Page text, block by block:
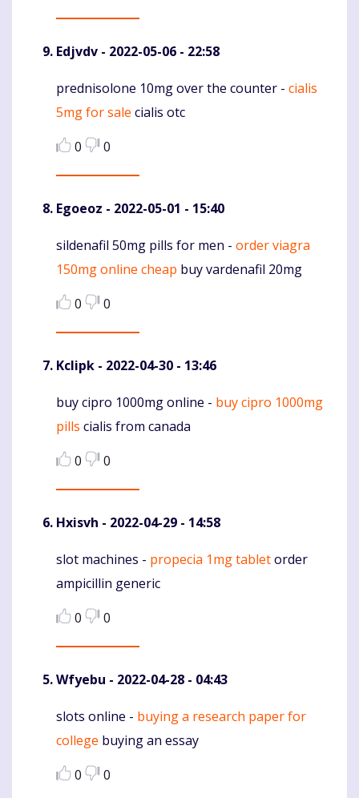
Edjvdv - 2022-05-06 - 22:58
Komentaras
prednisolone 10mg over the counter - cialis
5mg for sale cialis otc
0
0
Egoeoz - 2022-05-01 - 15:40
Komentaras
sildenafil 50mg pills for men - order viagra
150mg online cheap buy vardenafil 20mg
0
0
Kclipk - 2022-04-30 - 13:46
Komentaras
buy cipro 1000mg online - buy cipro 1000mg
pills cialis from canada
0
0
Hxisvh - 2022-04-29 - 14:58
Komentaras
slot machines - propecia 1mg tabletorder
ampicillin generic
0
0
Wfyebu - 2022-04-28 - 04:43
Komentaras
slots online - buying a research paper for
college buying an essay
0
0